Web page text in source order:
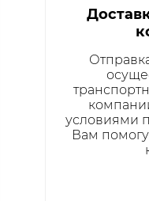
условиями
Вам